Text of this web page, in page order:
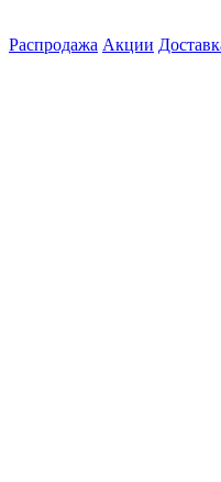
Распродажа Акции